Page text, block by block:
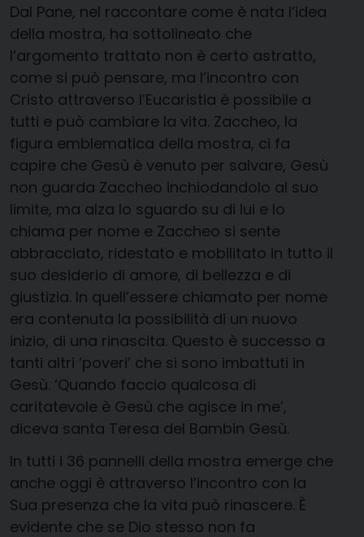
Dal Pane, nel raccontare come è nata l’idea
della mostra, ha sottolineato che
l’argomento trattato non è certo astratto,
come si può pensare, ma l’incontro con
Cristo attraverso l’Eucaristia è possibile a
tutti e può cambiare la vita. Zaccheo, la
figura emblematica della mostra, ci fa
capire che Gesù è venuto per salvare, Gesù
non guarda Zaccheo inchiodandolo al suo
limite, ma alza lo sguardo su di lui e lo
chiama per nome e Zaccheo si sente
abbracciato, ridestato e mobilitato in tutto il
suo desiderio di amore, di bellezza e di
giustizia. In quell’essere chiamato per nome
era contenuta la possibilità di un nuovo
inizio, di una rinascita. Questo è successo a
tanti altri ‘poveri’ che si sono imbattuti in
Gesù. ‘Quando faccio qualcosa di
caritatevole è Gesù che agisce in me’,
diceva santa Teresa del Bambin Gesù.
In tutti i 36 pannelli della mostra emerge che
anche oggi è attraverso l’incontro con la
Sua presenza che la vita può rinascere. È
evidente che se Dio stesso non fa